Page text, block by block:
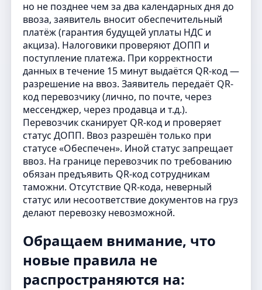
но не позднее чем за два календарных дня до
ввоза, заявитель вносит обеспечительный
платёж (гарантия будущей уплаты НДС и
акциза). Налоговики проверяют ДОПП и
поступление платежа. При корректности
данных в течение 15 минут выдаётся QR-код —
разрешение на ввоз. Заявитель передаёт QR-
код перевозчику (лично, по почте, через
мессенджер, через продавца и т.д.).
Перевозчик сканирует QR-код и проверяет
статус ДОПП. Ввоз разрешён только при
статусе «Обеспечен». Иной статус запрещает
ввоз. На границе перевозчик по требованию
обязан предъявить QR-код сотрудникам
таможни. Отсутствие QR-кода, неверный
статус или несоответствие документов на груз
делают перевозку невозможной.
Обращаем внимание, что
новые правила не
распространяются на: